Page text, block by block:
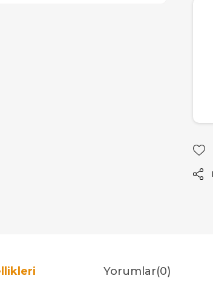
Yorumlar(0)